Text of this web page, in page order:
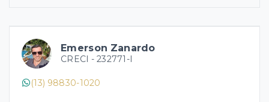
Emerson Zanardo
CRECI - 232771-I
(13) 98830-1020